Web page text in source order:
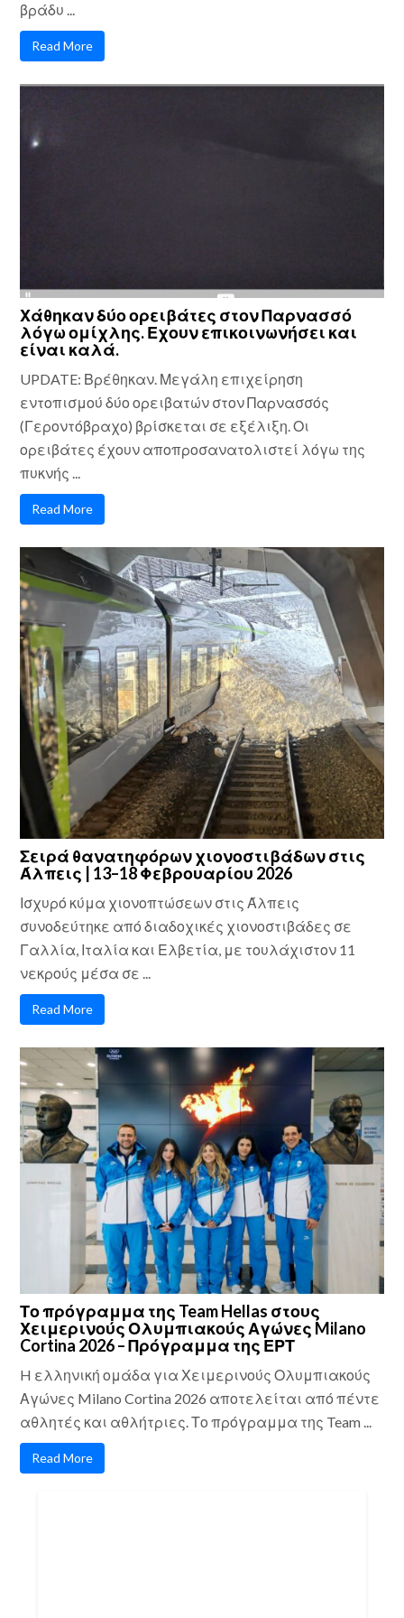
βράδυ ...
Read More
Χάθηκαν δύο ορειβάτες στον Παρνασσό
λόγω ομίχλης. Εχουν επικοινωνήσει και
είναι καλά.
UPDATE: Βρέθηκαν. Μεγάλη επιχείρηση
εντοπισμού δύο ορειβατών στον Παρνασσός
(Γεροντόβραχο) βρίσκεται σε εξέλιξη. Οι
ορειβάτες έχουν αποπροσανατολιστεί λόγω της
πυκνής ...
Read More
Σειρά θανατηφόρων χιονοστιβάδων στις
Άλπεις | 13–18 Φεβρουαρίου 2026
Ισχυρό κύμα χιονοπτώσεων στις Άλπεις
συνοδεύτηκε από διαδοχικές χιονοστιβάδες σε
Γαλλία, Ιταλία και Ελβετία, με τουλάχιστον 11
νεκρούς μέσα σε ...
Read More
Το πρόγραμμα της Team Hellas στους
Χειμερινούς Ολυμπιακούς Αγώνες Milano
Cortina 2026 – Πρόγραμμα της ΕΡΤ
H ελληνική ομάδα για Χειμερινούς Ολυμπιακούς
Αγώνες Milano Cortina 2026 αποτελείται από πέντε
αθλητές και αθλήτριες. Το πρόγραμμα της Team ...
Read More